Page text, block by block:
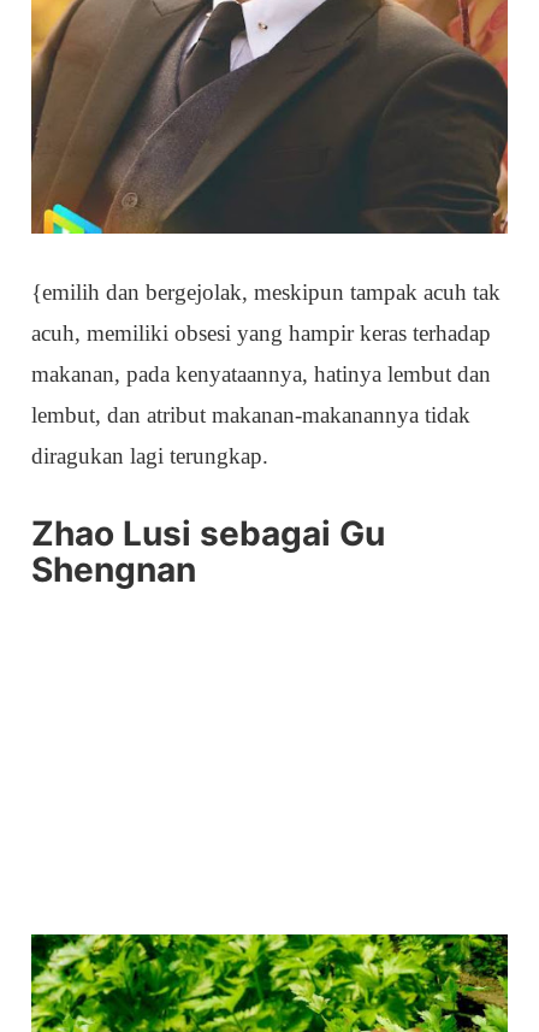
{emilih dan bergejolak, meskipun tampak acuh tak
acuh, memiliki obsesi yang hampir keras terhadap
makanan, pada kenyataannya, hatinya lembut dan
lembut, dan atribut makanan-makanannya tidak
diragukan lagi terungkap.
Zhao Lusi sebagai Gu
Shengnan